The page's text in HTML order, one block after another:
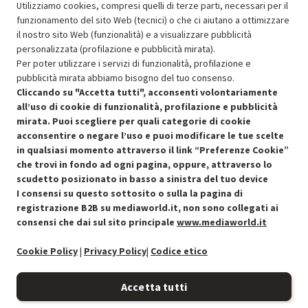
Ricondizionato Prezzo ridotto da
152.99a -30%
In Promozione 107.09
Aggiungi al carrello
SCONTO RICONDIZIONATI
Approfitta dello sconto del 30% sul prodotto ricondizionato.
Condizioni generali di vendita Recedere dal contratto qui
Utilizziamo cookies, compresi quelli di terze parti, necessari per il
funzionamento del sito Web (tecnici) o che ci aiutano a ottimizzare
il nostro sito Web (funzionalità) e a visualizzare pubblicità
personalizzata (profilazione e pubblicità mirata).
Per poter utilizzare i servizi di funzionalità, profilazione e
pubblicità mirata abbiamo bisogno del tuo consenso.
Cliccando su "Accetta tutti", acconsenti volontariamente
all’uso di cookie di funzionalità, profilazione e pubblicità
mirata. Puoi scegliere per quali categorie di cookie
acconsentire o negare l’uso e puoi modificare le tue scelte
in qualsiasi momento attraverso il link “Preferenze Cookie”
che trovi in fondo ad ogni pagina, oppure, attraverso lo
scudetto posizionato in basso a sinistra del tuo device
I consensi su questo sottosito o sulla la pagina di
registrazione B2B su mediaworld.it, non sono collegati ai
consensi che dai sul sito principale www.mediaworld.it
Cookie Policy| Privacy Policy| Codice etico
Accetta tutti